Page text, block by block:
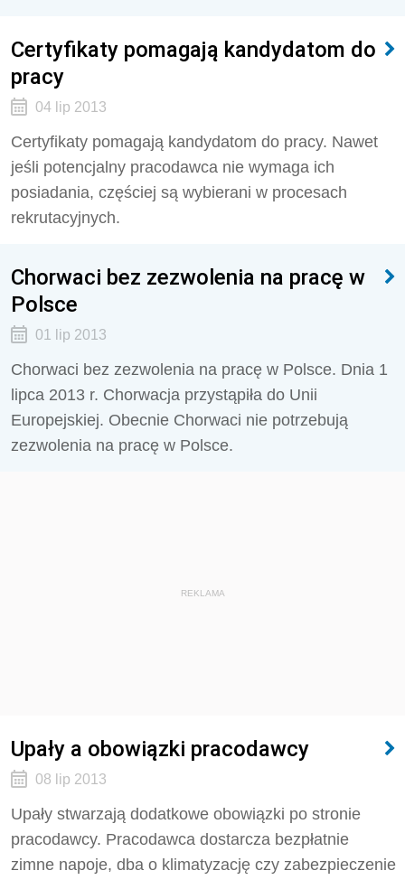
Certyfikaty pomagają kandydatom do
pracy
04 lip 2013
Certyfikaty pomagają kandydatom do pracy. Nawet
jeśli potencjalny pracodawca nie wymaga ich
posiadania, częściej są wybierani w procesach
rekrutacyjnych.
Chorwaci bez zezwolenia na pracę w
Polsce
01 lip 2013
Chorwaci bez zezwolenia na pracę w Polsce. Dnia 1
lipca 2013 r. Chorwacja przystąpiła do Unii
Europejskiej. Obecnie Chorwaci nie potrzebują
zezwolenia na pracę w Polsce.
REKLAMA
Upały a obowiązki pracodawcy
08 lip 2013
Upały stwarzają dodatkowe obowiązki po stronie
pracodawcy. Pracodawca dostarcza bezpłatnie
zimne napoje, dba o klimatyzację czy zabezpieczenie